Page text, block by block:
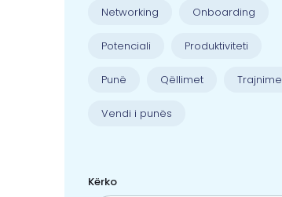
Networking Onboarding
Potenciali Produktiviteti
Punë Qëllimet Trajnime
Vendi i punës
Kërko